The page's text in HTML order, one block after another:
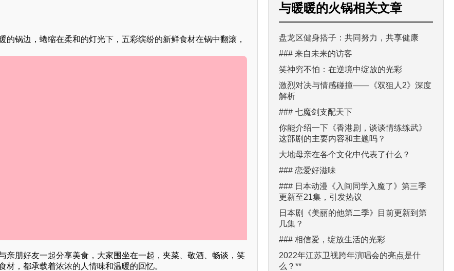
锅边，蜷缩在柔和的灯光下，五彩缤纷的新鲜食材在锅中翻滚，
亲朋好友一起分享美食，大家围坐在一起，夹菜、敬酒、畅谈，笑
，都承载着浓浓的人情味和温暖的回忆。
与暖暖的火锅相关文章
盘龙区健身搭子：共同努力，共享健康
### 来自未来的访客
笑神穷不怕：在逆境中绽放的光彩
激烈对决与情感碰撞——《双狙人2》深度
解析
### 七魔剑支配天下
你能介绍一下《香港剧，谈谈情练练武》
这部剧的主要内容和主题吗？
大地母亲在各个文化中代表了什么？
### 恋爱好滋味
### 日本动漫《入间同学入魔了》第三季
更新至21集，引发热议
日本剧《美丽的他第二季》目前更新到第
几集？
### 相信爱，绽放生活的光彩
2022年江苏卫视跨年演唱会的亮点是什
么？**